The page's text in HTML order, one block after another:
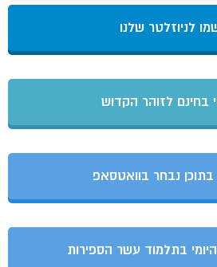
לניוזלטר שלנו
בחינם לזוהר הקדוש
נבחר בוואטסאפ
בתלמוד עשר הספירות